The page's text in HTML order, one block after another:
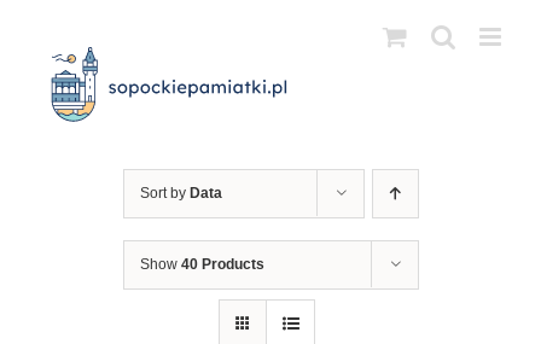
zawartości
Sort by Data
Show 40 Products